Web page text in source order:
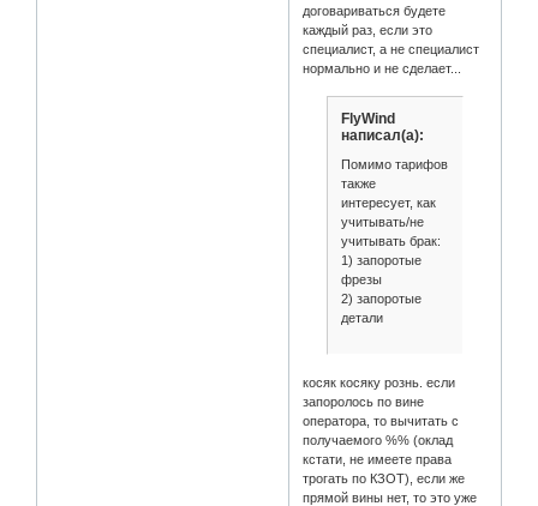
договариваться будете
каждый раз, если это
специалист, а не специалист
нормально и не сделает...
FlyWind
написал(а):
Помимо тарифов
также
интересует, как
учитывать/не
учитывать брак:
1) запоротые
фрезы
2) запоротые
детали
косяк косяку рознь. если
запоролось по вине
оператора, то вычитать с
получаемого %% (оклад
кстати, не имеете права
трогать по КЗОТ), если же
прямой вины нет, то это уже